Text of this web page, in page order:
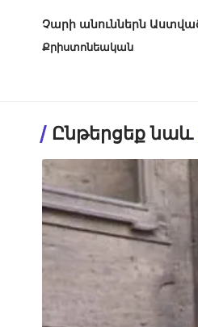
Չարի անուններն
Քրիստոնեական
Ընթերցեք նաև